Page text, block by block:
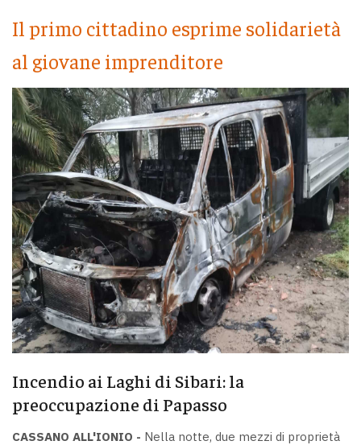
Il primo cittadino esprime solidarietà
al giovane imprenditore
Incendio ai Laghi di Sibari: la
preoccupazione di Papasso
CASSANO ALL'IONIO - Nella notte, due mezzi di proprietà